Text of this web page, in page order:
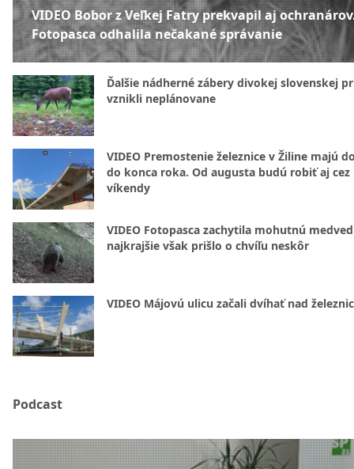
VIDEO Bobor z Veľkej Fatry prekvapil aj
Fotopasca odhalila nečakané správanie
Ďalšie nádherné zábery divokej slovenskej
vznikli neplánovane
VIDEO Premostenie železnice v Žiline majú
do konca roka. Od augusta budú robiť aj cez
víkendy
VIDEO Fotopasca zachytila mohutnú
najkrajšie však prišlo o chvíľu neskôr
VIDEO Májovú ulicu začali dvíhať nad
Podcast